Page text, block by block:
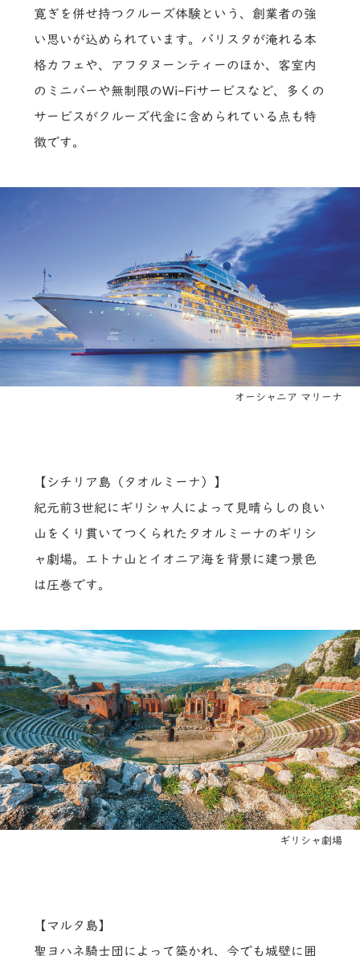
寛ぎを併せ持つクルーズ体験という、創業者の強
い思いが込められています。バリスタが淹れる本
格カフェや、アフタヌーンティーのほか、客室内
のミニバーや無制限のWi-Fiサービスなど、多くの
サービスがクルーズ代金に含められている点も特
徴です。
オーシャニア マリーナ
【シチリア島（タオルミーナ）】
紀元前3世紀にギリシャ人によって見晴らしの良い
山をくり貫いてつくられたタオルミーナのギリシ
ャ劇場。エトナ山とイオニア海を背景に建つ景色
は圧巻です。
ギリシャ劇場
【マルタ島】
聖ヨハネ騎士団によって築かれ、今でも城壁に囲